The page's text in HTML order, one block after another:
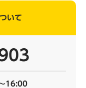
いて
16:00